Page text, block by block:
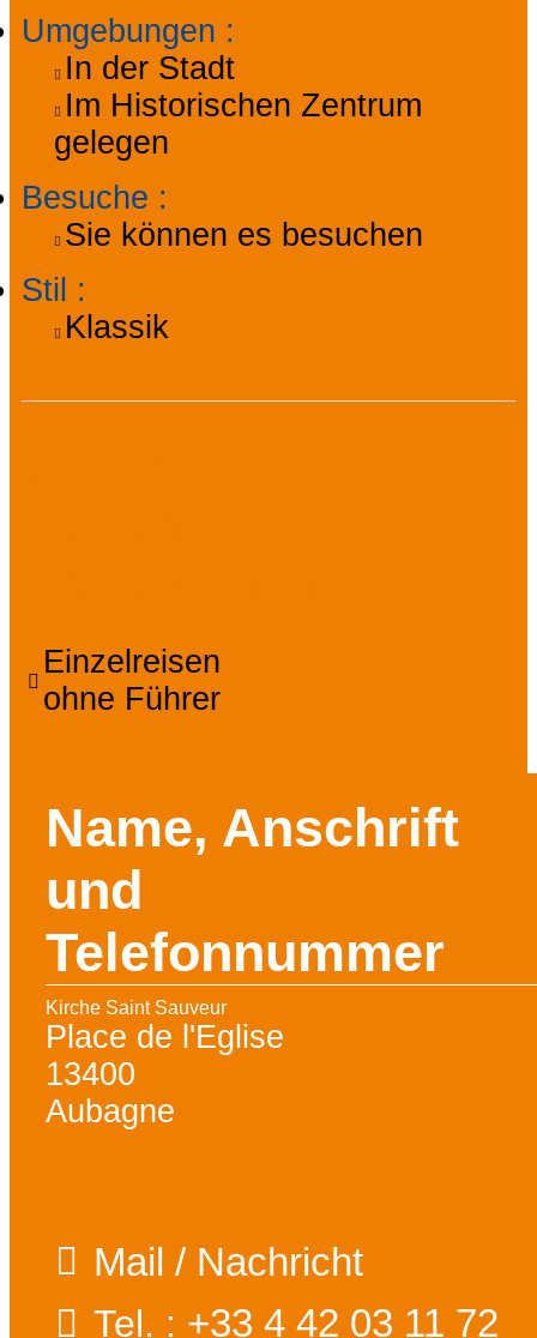
Umgebungen :
In der Stadt
Im Historischen Zentrum
gelegen
Besuche :
Sie können es besuchen
Stil :
Klassik
Einzelreisen
ohne Führer
Name, Anschrift
und
Telefonnummer
Kirche Saint Sauveur
Place de l'Eglise
13400
Aubagne
Mail / Nachricht
Tel. : +33 4 42 03 11 72